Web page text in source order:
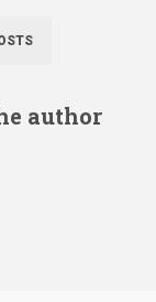
author